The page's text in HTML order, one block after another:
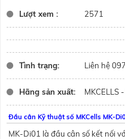
Lượt xem : 2571
Tình trạng: Liên hệ
Hãng sản xuất: MKCELLS
Đầu cân Kỹ thuật số MKCells MK-
MK-Di01 là đầu cân số kết nối